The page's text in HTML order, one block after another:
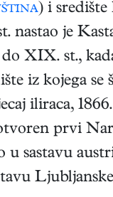
) i
nastao je
XIX. st.,
iz kojega
iliraca,
prvi
sastavu